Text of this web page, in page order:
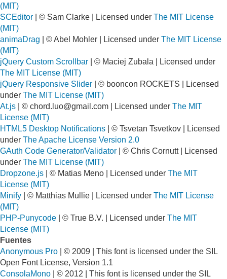
(MIT)
SCEditor | © Sam Clarke | Licensed under The MIT License
(MIT)
animaDrag | © Abel Mohler | Licensed under The MIT License
(MIT)
jQuery Custom Scrollbar | © Maciej Zubala | Licensed under
The MIT License (MIT)
jQuery Responsive Slider | © booncon ROCKETS | Licensed
under The MIT License (MIT)
At.js | © chord.luo@gmail.com | Licensed under The MIT
License (MIT)
HTML5 Desktop Notifications | © Tsvetan Tsvetkov | Licensed
under The Apache License Version 2.0
GAuth Code Generator/Validator | © Chris Cornutt | Licensed
under The MIT License (MIT)
Dropzone.js | © Matias Meno | Licensed under The MIT
License (MIT)
Minify | © Matthias Mullie | Licensed under The MIT License
(MIT)
PHP-Punycode | © True B.V. | Licensed under The MIT
License (MIT)
Fuentes
Anonymous Pro | © 2009 | This font is licensed under the SIL
Open Font License, Version 1.1
ConsolaMono | © 2012 | This font is licensed under the SIL